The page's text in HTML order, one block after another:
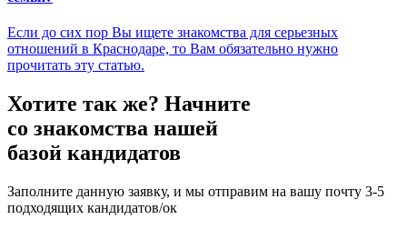
Если до сих пор Вы ищете знакомства для серьезных
отношений в Краснодаре, то Вам обязательно нужно
прочитать эту статью.
Хотите так же? Начните
со знакомства нашей
базой кандидатов
Заполните данную заявку, и мы отправим на вашу почту 3-5
подходящих кандидатов/ок